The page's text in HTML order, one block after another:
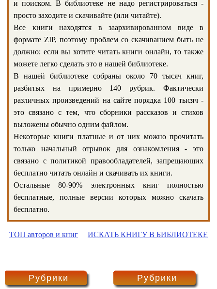
и поиском. В библиотеке не надо регистрироваться -
просто заходите и скачивайте (или читайте).
Все книги находятся в заархивированном виде в
формате ZIP, поэтому проблем со скачиванием быть не
должно; если вы хотите читать книги онлайн, то также
можете легко сделать это в нашей библиотеке.
В нашей библиотеке собраны около 70 тысяч книг,
разбитых на примерно 140 рубрик. Фактически
различных произведений на сайте порядка 100 тысяч -
это связано с тем, что сборники рассказов и стихов
выложены обычно одним файлом.
Некоторые книги платные и от них можно прочитать
только начальный отрывок для ознакомления - это
связано с политикой правообладателей, запрещающих
бесплатно читать онлайн и скачивать их книги.
Остальные 80-90% электронных книг полностью
бесплатные, полные версии которых можно скачать
бесплатно.
ТОП авторов и книг ИСКАТЬ КНИГУ В БИБЛИОТЕКЕ
Рубрики Рубрики